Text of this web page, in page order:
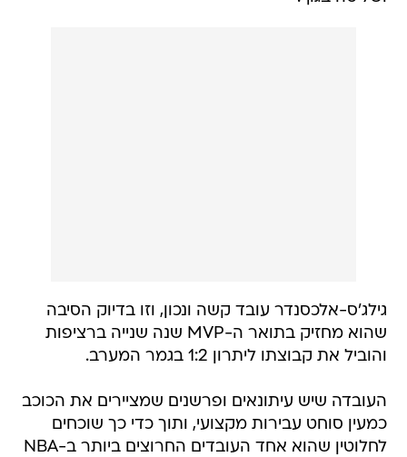
גילג'ס-אלכסנדר עובד קשה ונכון, וזו בדיוק הסיבה
שהוא מחזיק בתואר ה-MVP שנה שנייה ברציפות
והוביל את קבוצתו ליתרון 1:2 בגמר המערב.
העובדה שיש עיתונאים ופרשנים שמציירים את הכוכב
כמעין סוחט עבירות מקצועי, ותוך כדי כך שוכחים
לחלוטין שהוא אחד העובדים החרוצים ביותר ב-NBA